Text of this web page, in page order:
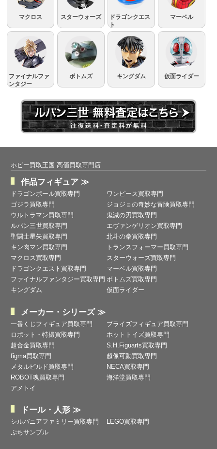
マクロス スターウォーズ
ドラゴンクエス
ト
マーベル
ファイナルファ
ンタジー
ボトムズ キングダム 仮面ライダー
ホビー買取王国 高価買取専門店
作品フィギュア ≫
ドラゴンボール買取専門
ワンピース買取専門
ゴジラ買取専門
ジョジョの奇妙な冒険買取専門
ウルトラマン買取専門
鬼滅の刃買取専門
ルパン三世買取専門
エヴァンゲリオン買取専門
聖闘士星矢買取専門
北斗の拳買取専門
キン肉マン買取専門
トランスフォーマー買取専門
マクロス買取専門
スターウォーズ買取専門
ドラゴンクエスト買取専門
マーベル買取専門
ファイナルファンタジー買取専門 ボトムズ買取専門
キングダム
仮面ライダー
メーカー・シリーズ ≫
一番くじフィギュア買取専門
プライズフィギュア買取専門
ロボット・特撮買取専門
ホットトイズ買取専門
超合金買取専門
S.H.Figuarts買取専門
figma買取専門
超像可動買取専門
メタルビルド買取専門
NECA買取専門
ROBOT魂買取専門
海洋堂買取専門
アメトイ
ドール・人形 ≫
シルバニアファミリー買取専門
LEGO買取専門
ぷちサンプル